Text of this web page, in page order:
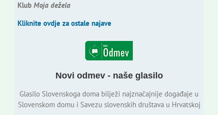
Klub Moja dežela
Kliknite ovdje za ostale najave
Novi odmev - naše glasilo
Glasilo Slovenskoga doma bilježi najznačajnije događaje u
Slovenskom domu i Savezu slovenskih društava u Hrvatskoj